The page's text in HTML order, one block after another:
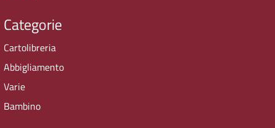
Categorie
Cartolibreria
Abbigliamento
Varie
Bambino